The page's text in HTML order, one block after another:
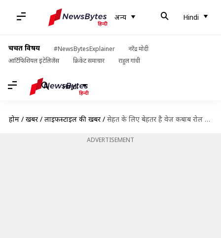
अन्य Hindi
चर्चित विषय #NewsBytesExplainer
नरेंद्र मोदी
आर्टिफिशियल इंटेलिजेंस
क्रिकेट समाचार राहुल गांधी
Hindi
होम / खबरें / लाइफस्टाइल की खबरें / सेहत के लिए बेहतर है वेज कबाब रोल परांठा, घर पर ऐसे करें तैयार
ADVERTISEMENT